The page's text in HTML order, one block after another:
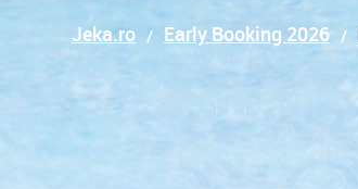
Jeka.ro Early Booking 2026